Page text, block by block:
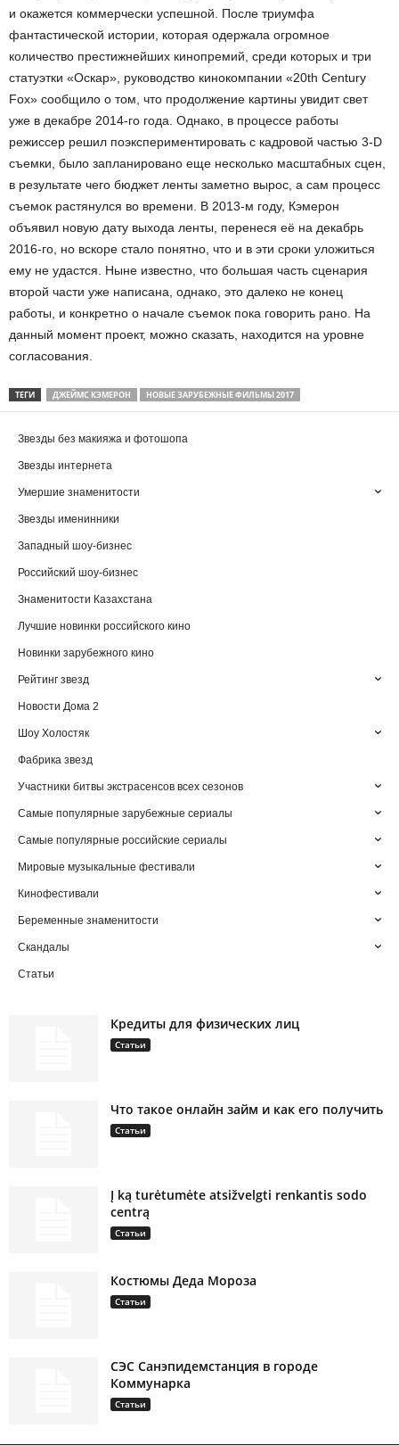
и окажется коммерчески успешной. После триумфа
фантастической истории, которая одержала огромное
количество престижнейших кинопремий, среди которых и три
статуэтки «Оскар», руководство кинокомпании «20th Century
Fox» сообщило о том, что продолжение картины увидит свет
уже в декабре 2014-го года. Однако, в процессе работы
режиссер решил поэкспериментировать с кадровой частью 3-D
съемки, было запланировано еще несколько масштабных сцен,
в результате чего бюджет ленты заметно вырос, а сам процесс
съемок растянулся во времени. В 2013-м году, Кэмерон
объявил новую дату выхода ленты, перенеся её на декабрь
2016-го, но вскоре стало понятно, что и в эти сроки уложиться
ему не удастся. Ныне известно, что большая часть сценария
второй части уже написана, однако, это далеко не конец
работы, и конкретно о начале съемок пока говорить рано. На
данный момент проект, можно сказать, находится на уровне
согласования.
ТЕГИ ДЖЕЙМС КЭМЕРОН НОВЫЕ ЗАРУБЕЖНЫЕ ФИЛЬМЫ 2017
Звезды без макияжа и фотошопа
Звезды интернета
Умершие знаменитости
Звезды именинники
Западный шоу-бизнес
Российский шоу-бизнес
Знаменитости Казахстана
Лучшие новинки российского кино
Новинки зарубежного кино
Рейтинг звезд
Новости Дома 2
Шоу Холостяк
Фабрика звезд
Участники битвы экстрасенсов всех сезонов
Самые популярные зарубежные сериалы
Самые популярные российские сериалы
Мировые музыкальные фестивали
Кинофестивали
Беременные знаменитости
Скандалы
Статьи
Кредиты для физических лиц
Статьи
Что такое онлайн займ и как его получить
Статьи
Į ką turėtumėte atsižvelgti renkantis sodo
centrą
Статьи
Костюмы Деда Мороза
Статьи
СЭС Санэпидемстанция в городе
Коммунарка
Статьи